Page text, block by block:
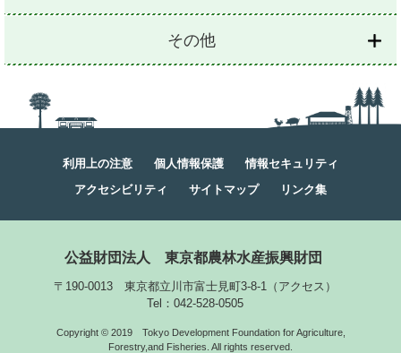
その他
利用上の注意 個人情報保護
情報セキュリティ
アクセシビリティ
サイトマップ リンク集
公益財団法人 東京都農林水産振興財団
〒190-0013 東京都立川市富士見町3-8-1（ アクセス ）
Tel：042-528-0505
Copyright © 2019 Tokyo Development Foundation for Agriculture,
Forestry,and Fisheries. All rights reserved.